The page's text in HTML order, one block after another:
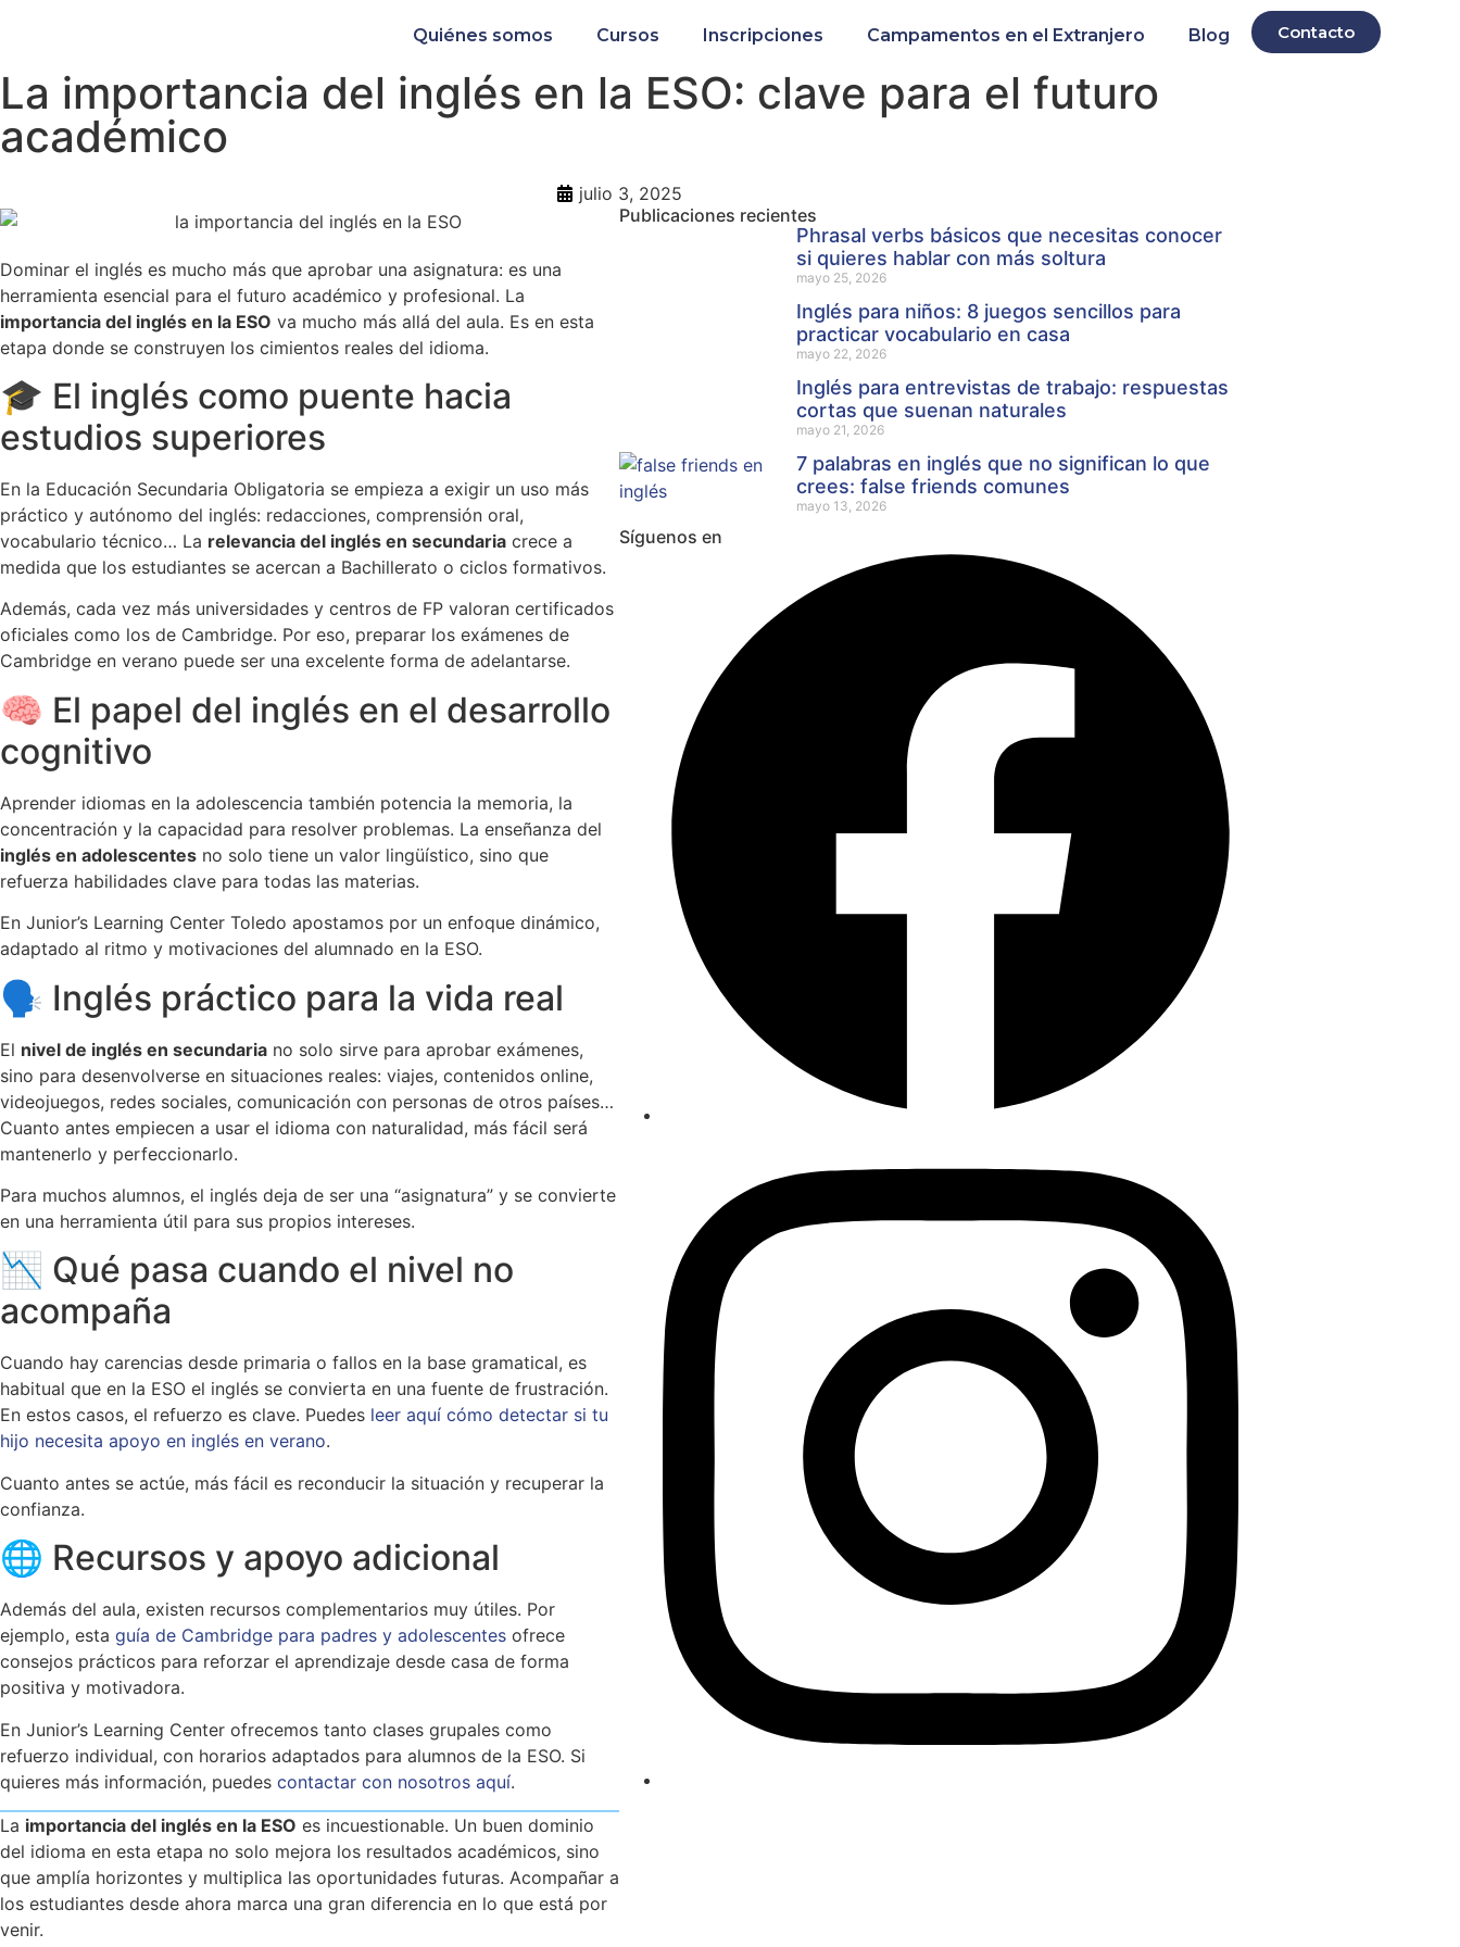
Quiénes somos Cursos Inscripciones Campamentos en el Extranjero Blog Contacto
La importancia del inglés en la ESO: clave para el futuro
académico
julio 3, 2025
Dominar el inglés es mucho más que aprobar una asignatura: es una
herramienta esencial para el futuro académico y profesional. La
importancia del inglés en la ESO va mucho más allá del aula. Es en esta
etapa donde se construyen los cimientos reales del idioma.
🎓 El inglés como puente hacia
estudios superiores
En la Educación Secundaria Obligatoria se empieza a exigir un uso más
práctico y autónomo del inglés: redacciones, comprensión oral,
vocabulario técnico… La relevancia del inglés en secundaria crece a
medida que los estudiantes se acercan a Bachillerato o ciclos formativos.
Además, cada vez más universidades y centros de FP valoran certificados
oficiales como los de Cambridge. Por eso, preparar los exámenes de
Cambridge en verano puede ser una excelente forma de adelantarse.
🧠 El papel del inglés en el desarrollo
cognitivo
Aprender idiomas en la adolescencia también potencia la memoria, la
concentración y la capacidad para resolver problemas. La enseñanza del
inglés en adolescentes no solo tiene un valor lingüístico, sino que
refuerza habilidades clave para todas las materias.
En Junior’s Learning Center Toledo apostamos por un enfoque dinámico,
adaptado al ritmo y motivaciones del alumnado en la ESO.
🗣️ Inglés práctico para la vida real
El nivel de inglés en secundaria no solo sirve para aprobar exámenes,
sino para desenvolverse en situaciones reales: viajes, contenidos online,
videojuegos, redes sociales, comunicación con personas de otros países…
Cuanto antes empiecen a usar el idioma con naturalidad, más fácil será
mantenerlo y perfeccionarlo.
Para muchos alumnos, el inglés deja de ser una “asignatura” y se convierte
en una herramienta útil para sus propios intereses.
📉 Qué pasa cuando el nivel no
acompaña
Cuando hay carencias desde primaria o fallos en la base gramatical, es
habitual que en la ESO el inglés se convierta en una fuente de frustración.
En estos casos, el refuerzo es clave. Puedes leer aquí cómo detectar si tu
hijo necesita apoyo en inglés en verano.
Cuanto antes se actúe, más fácil es reconducir la situación y recuperar la
confianza.
🌐 Recursos y apoyo adicional
Además del aula, existen recursos complementarios muy útiles. Por
ejemplo, esta guía de Cambridge para padres y adolescentes ofrece
consejos prácticos para reforzar el aprendizaje desde casa de forma
positiva y motivadora.
En Junior’s Learning Center ofrecemos tanto clases grupales como
refuerzo individual, con horarios adaptados para alumnos de la ESO. Si
quieres más información, puedes contactar con nosotros aquí.
La importancia del inglés en la ESO es incuestionable. Un buen dominio
del idioma en esta etapa no solo mejora los resultados académicos, sino
que amplía horizontes y multiplica las oportunidades futuras. Acompañar a
los estudiantes desde ahora marca una gran diferencia en lo que está por
venir.
Publicaciones recientes
Phrasal verbs básicos que necesitas conocer
si quieres hablar con más soltura
mayo 25, 2026
Inglés para niños: 8 juegos sencillos para
practicar vocabulario en casa
mayo 22, 2026
Inglés para entrevistas de trabajo: respuestas
cortas que suenan naturales
mayo 21, 2026
7 palabras en inglés que no significan lo que
crees: false friends comunes
mayo 13, 2026
Síguenos en